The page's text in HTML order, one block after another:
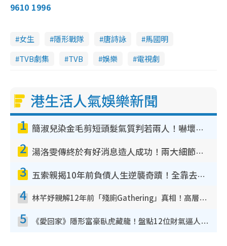
9610 1996
女生 隱形戰隊 唐詩詠
馬國明
TVB劇集
TVB 娛樂 電視劇
港生活人氣娛樂新聞
1 簡淑兒染金毛剪短頭髮氣質判若兩人！嚇壞老公麥大力都認唔出：「你做咩事？」
2 湯洛雯傳終於有好消息造人成功！兩大細節曝孕味極濃惹猜測：大肚婆先會咁！
3 五索親揭10年前負債人生逆襲奇蹟！全靠去一地方轉運後即遇上馬先生
4 林芊妤親解12年前「殘廁Gathering」真相！高層解約一句話重創尊嚴至今拒返TVB
5 《愛回家》隱形富豪臥虎藏龍！盤點12位財氣逼人的有錢藝人：呢位靚女3億身家唔憂做